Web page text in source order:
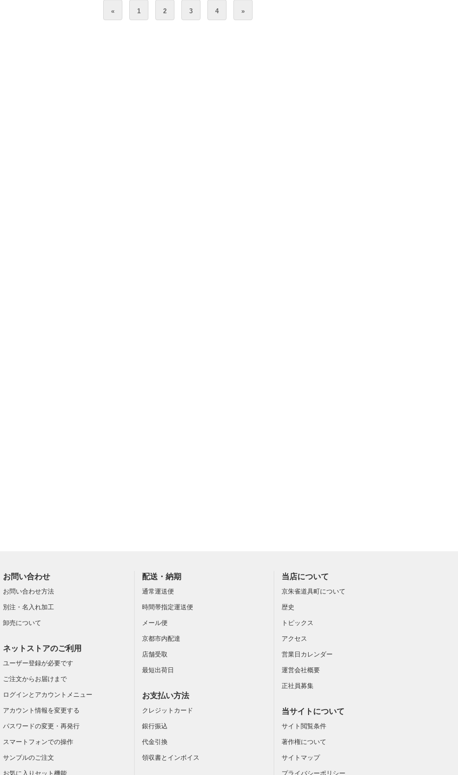
« 1 2 3 4 »
お問い合わせ
お問い合わせ方法
別注・名入れ加工
卸売について
ネットストアのご利用
ユーザー登録が必要です
ご注文からお届けまで
ログインとアカウントメニュー
アカウント情報を変更する
パスワードの変更・再発行
スマートフォンでの操作
サンプルのご注文
お気に入りセット機能
配送・納期
通常運送便
時間帯指定運送便
メール便
京都市内配達
店舗受取
最短出荷日
お支払い方法
クレジットカード
銀行振込
代金引換
領収書とインボイス
当店について
京朱雀道具町について
歴史
トピックス
アクセス
営業日カレンダー
運営会社概要
正社員募集
当サイトについて
サイト閲覧条件
著作権について
サイトマップ
プライバシーポリシー